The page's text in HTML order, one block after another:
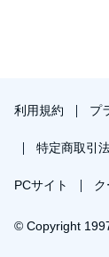
利用規約 プ
特定商取引
PCサイト
© Copyright